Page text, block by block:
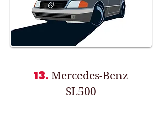
13. Mercedes-Benz
SL500